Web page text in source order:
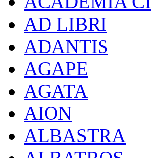
AD LIBRI
ADANTIS
AGAPE
AGATA
AION
ALBASTRA